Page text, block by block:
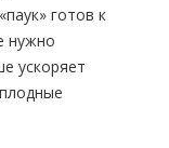
готов к
нужно
ускоряет